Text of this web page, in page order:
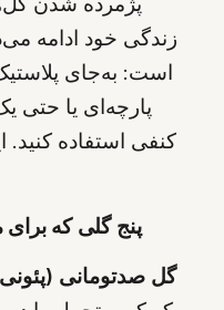
زندگی خود ادامه
است: به‌جای
پارچه‌ای یا حتی
کنفی استفاده کنید.
پنج گلی که
گل صدتومانی